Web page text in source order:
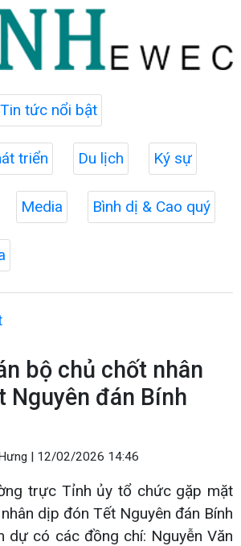
Tin tức nổi bật
triển Du lịch Ký sự
Media Bình dị & Cao quý
bộ chủ chốt nhân
Nguyên đán Bính
| 12/02/2026 14:46
trực Tỉnh ủy tổ chức gặp mặt
dịp đón Tết Nguyên đán Bính
dự có các đồng chí: Nguyễn Văn